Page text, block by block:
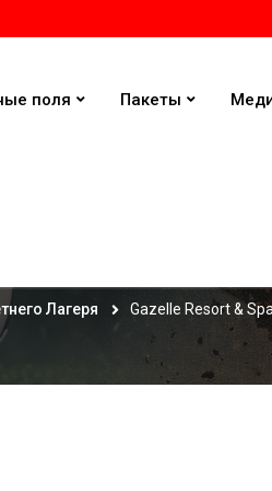
поля Пакеты
Лагеря Gazelle Resort &